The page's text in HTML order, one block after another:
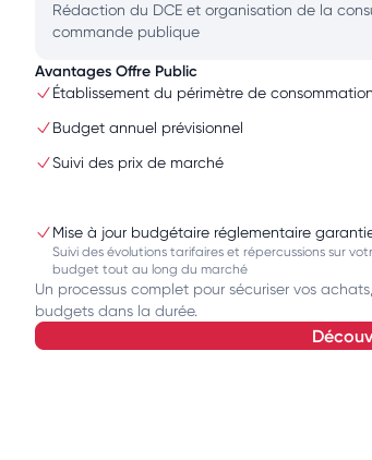
Rédaction du DCE et organisation de la
commande publique
Avantages Offre Public
Établissement du périmètre de consommation
Budget annuel prévisionnel
Suivi des prix de marché
Mise à jour budgétaire réglementaire
Suivi des évolutions tarifaires et répercussions sur
budget tout au long du marché
Un processus complet pour sécuriser vos
budgets dans la durée.